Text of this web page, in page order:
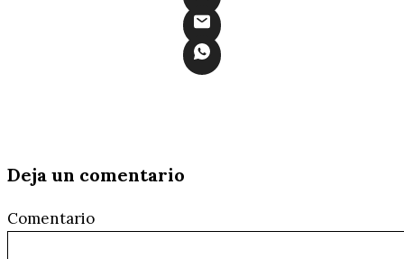
Deja un comentario
Comentario